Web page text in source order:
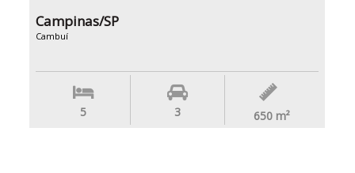
Campinas/SP
Cambuí
5 3 650 m²